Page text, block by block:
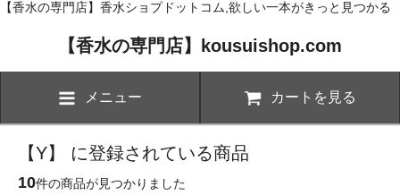
【香水の専門店】香水ショプドットコム,欲しい一本がきっと見つかる
【香水の専門店】kousuishop.com
メニュー カートを見る
【Y】 に登録されている商品
10件の商品が見つかりました